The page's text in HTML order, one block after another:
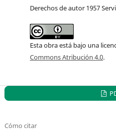
Derechos de autor 1957
Esta obra está bajo una
Commons Atribución 4.0.
Cómo citar